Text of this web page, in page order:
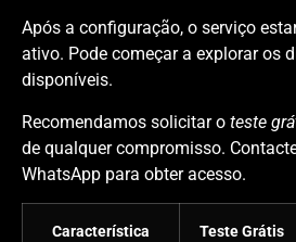
Após a configuração, o serviço
ativo. Pode começar a explorar os
disponíveis.
Recomendamos solicitar o teste
de qualquer compromisso.
WhatsApp para obter acesso.
Característica Teste Grátis